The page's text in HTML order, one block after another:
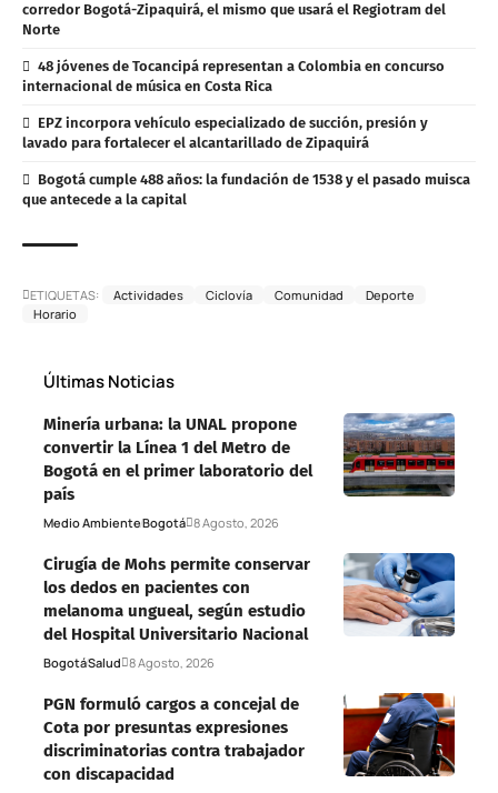
corredor Bogotá-Zipaquirá, el mismo que usará el Regiotram del
Norte
48 jóvenes de Tocancipá representan a Colombia en concurso
internacional de música en Costa Rica
EPZ incorpora vehículo especializado de succión, presión y
lavado para fortalecer el alcantarillado de Zipaquirá
Bogotá cumple 488 años: la fundación de 1538 y el pasado muisca
que antecede a la capital
ETIQUETAS: Actividades Ciclovía Comunidad
Deporte
Horario
Últimas Noticias
Minería urbana: la UNAL propone
convertir la Línea 1 del Metro de
Bogotá en el primer laboratorio del
país
Medio AmbienteBogotá 8 Agosto, 2026
Cirugía de Mohs permite conservar
los dedos en pacientes con
melanoma ungueal, según estudio
del Hospital Universitario Nacional
BogotáSalud 8 Agosto, 2026
PGN formuló cargos a concejal de
Cota por presuntas expresiones
discriminatorias contra trabajador
con discapacidad